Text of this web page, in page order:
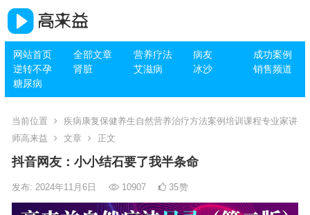
网站首页 全部文章 营养疗法 病友
成功案例
逆转不孕
肾脏 艾滋病 冰沙
销售频道
糖尿病
当前位置
疾病康复保健养生自然营养治疗方法案例培训课程专业家讲
师高来益
文章 正文
抖音网友：小小结石要了我半条命
发布: 2024年11月6日 10907 35赞